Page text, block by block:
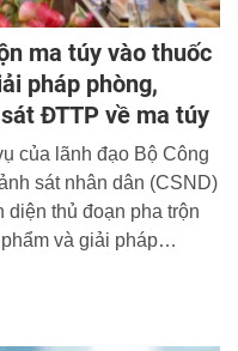
ma túy vào thuốc
pháp phòng,
ĐTTP về ma túy
của lãnh đạo Bộ Công
sát nhân dân (CSND)
diện thủ đoạn pha trộn
và giải pháp
chủ trì của Thiếu
đốc Học viện.